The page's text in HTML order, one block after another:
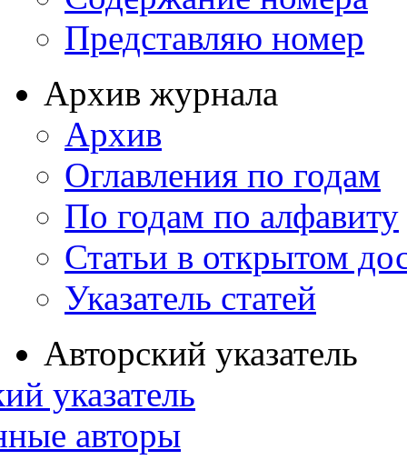
Представляю номер
Архив журнала
Архив
Оглавления по годам
По годам по алфавиту
Статьи в открытом
Указатель статей
Авторский указатель
указатель
авторы